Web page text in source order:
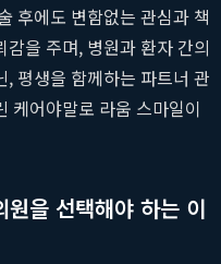
후에도 변함없는 관심과 책
을 주며, 병원과 환자 간의
평생을 함께하는 파트너 관
케어야말로 라움 스마일이
을 선택해야 하는 이